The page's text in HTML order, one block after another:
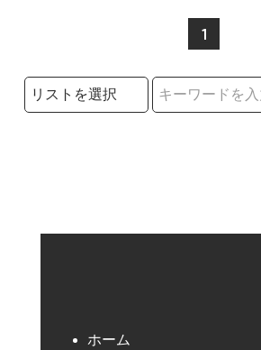
1
検索リストの選択
ホーム